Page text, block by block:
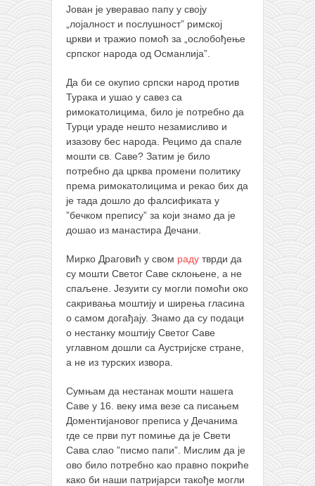
Јован је уверавао папу у своју
„лојалност и послушност” римској
цркви и тражио помоћ за „ослобођење
српског народа од Османлија”.
Да би се окупио српски народ против
Турака и ушао у савез са
римокатолицима, било је потребно да
Турци ураде нешто незамисливо и
изазову бес народа. Рецимо да спале
мошти св. Саве? Затим је било
потребно да црква промени политику
према римокатолицима и рекао бих да
је тада дошло до фалсификата у
”бечком препису” за који знамо да је
дошао из манастира Дечани.
Мирко Драговић у свом раду тврди да
су мошти Светог Саве склоњене, а не
спаљене. Језуити су могли помоћи око
сакривања моштију и ширења гласина
о самом догађају. Знамо да су подаци
о нестанку моштију Светог Саве
углавном дошли са Аустријске стране,
а не из турских извора.
Сумњам да нестанак мошти нашега
Саве у 16. веку има везе са писањем
Доментијановог преписа у Дечанима
где се први пут помиње да је Свети
Сава слао ”писмо папи”. Мислим да је
ово било потребно као правно покриће
како би наши патријарси такође могли